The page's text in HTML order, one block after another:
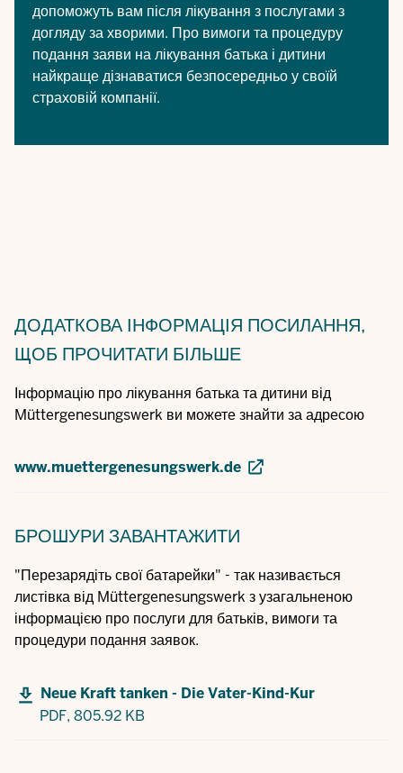
допоможуть вам після лікування з послугами з
догляду за хворими. Про вимоги та процедуру
подання заяви на лікування батька і дитини
найкраще дізнаватися безпосередньо у своїй
страховій компанії.
ДОДАТКОВА ІНФОРМАЦІЯ ПОСИЛАННЯ,
ЩОБ ПРОЧИТАТИ БІЛЬШЕ
Інформацію про лікування батька та дитини від
Müttergenesungswerk ви можете знайти за адресою
www.muettergenesungswerk.de
БРОШУРИ ЗАВАНТАЖИТИ
"Перезарядіть свої батарейки" - так називається
листівка від Müttergenesungswerk з узагальненою
інформацією про послуги для батьків, вимоги та
процедури подання заявок.
Neue Kraft tanken - Die Vater-Kind-Kur
PDF, 805.92 KB